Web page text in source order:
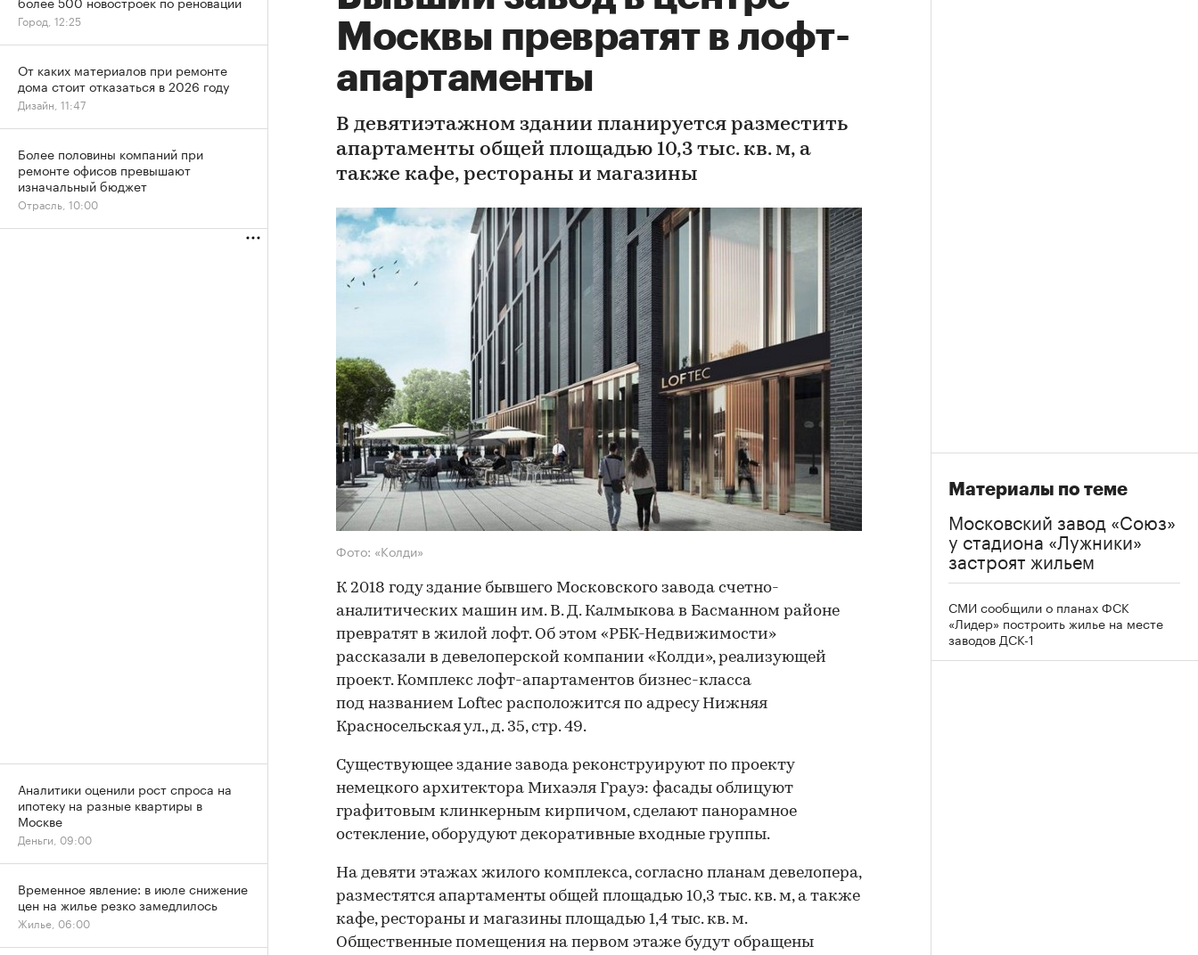
Москвы превратят в лофт-
апартаменты
В девятиэтажном здании планируется разместить
апартаменты общей площадью 10,3 тыс. кв. м, а
также кафе, рестораны и магазины
Фото: «Колди»
К 2018 году здание бывшего Московского завода счетно-
аналитических машин им. В. Д. Калмыкова в Басманном районе
превратят в жилой лофт. Об этом «РБК-Недвижимости»
рассказали в девелоперской компании «Колди», реализующей
проект. Комплекс лофт-апартаментов бизнес-класса
под названием Loftec расположится по адресу Нижняя
Красносельская ул., д. 35, стр. 49.
Существующее здание завода реконструируют по проекту
немецкого архитектора Михаэля Грауэ: фасады облицуют
графитовым клинкерным кирпичом, сделают панорамное
остекление, оборудуют декоративные входные группы.
На девяти этажах жилого комплекса, согласно планам девелопера,
разместятся апартаменты общей площадью 10,3 тыс. кв. м, а также
кафе, рестораны и магазины площадью 1,4 тыс. кв. м.
Общественные помещения на первом этаже будут обращены
Материалы по теме
Московский завод «Союз»
у стадиона «Лужники»
застроят жильем
СМИ сообщили о планах ФСК
«Лидер» построить жилье на месте
заводов ДСК-1
Город, 12:25
От каких материалов при ремонте
дома стоит отказаться в 2026 году
Дизайн, 11:47
Более половины компаний при
ремонте офисов превышают
изначальный бюджет
Отрасль, 10:00
Аналитики оценили рост спроса на
ипотеку на разные квартиры в
Москве
Деньги, 09:00
Временное явление: в июле снижение
цен на жилье резко замедлилось
Жилье, 06:00